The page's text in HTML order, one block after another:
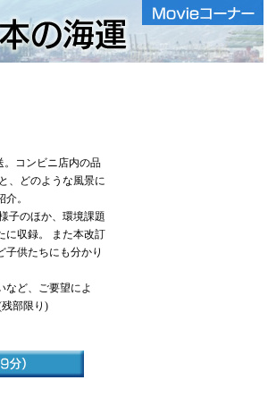
コンビニ店内の品
、どのような風景に
。
子のほか、環境課題
に収録。 また本改訂
子供たちにも分かり
ど、ご要望によ
部限り)